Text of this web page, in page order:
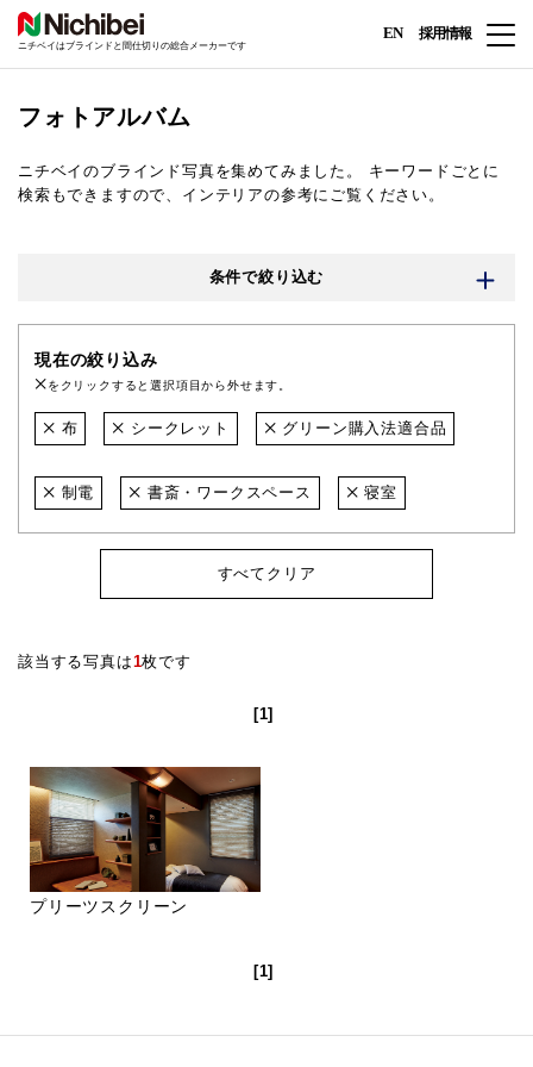
ニチベイはブラインドと間仕切りの総合メーカーです
EN 採用情報
フォトアルバム
ニチベイのブラインド写真を集めてみました。
キーワードごとに
検索もできますので、インテリアの参考にご覧ください。
条件で絞り込む
現在の絞り込み
をクリックすると選択項目から外せます。
布 シークレット グリーン購入法適合品
制電 書斎・ワークスペース 寝室
すべてクリア
該当する写真は1枚です
[1]
プリーツスクリーン
[1]